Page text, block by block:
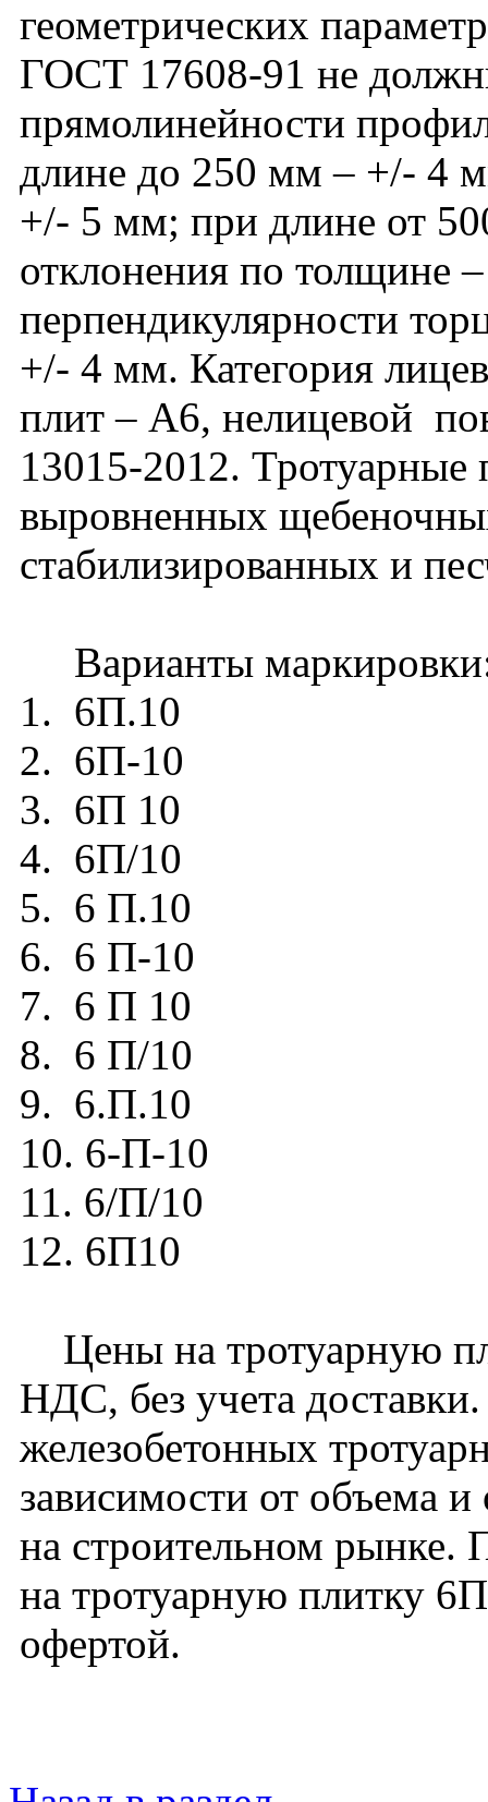
геометрических
ГОСТ 17608-91 не
прямолинейности
длине до 250 мм – +/- 4
+/- 5 мм; при длине от
отклонения по толщине
перпендикулярности
+/- 4 мм. Категория
плит – А6, нелицевой
13015-2012.
выровненных
стабилизированных и
Варианты
1. 6П.10
2. 6П-10
3. 6П 10
4. 6П/10
5. 6 П.10
6. 6 П-10
7. 6 П 10
8. 6 П/10
9. 6.П.10
10. 6-П-10
11. 6/П/10
12. 6П10
Цены на тротуарную
НДС, без учета
железобетонных
зависимости от объема
на строительном рынке.
на тротуарную плитку
офертой.